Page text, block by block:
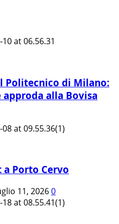
Politecnico di Milano:
alla Bovisa
Porto Cervo
11, 20260